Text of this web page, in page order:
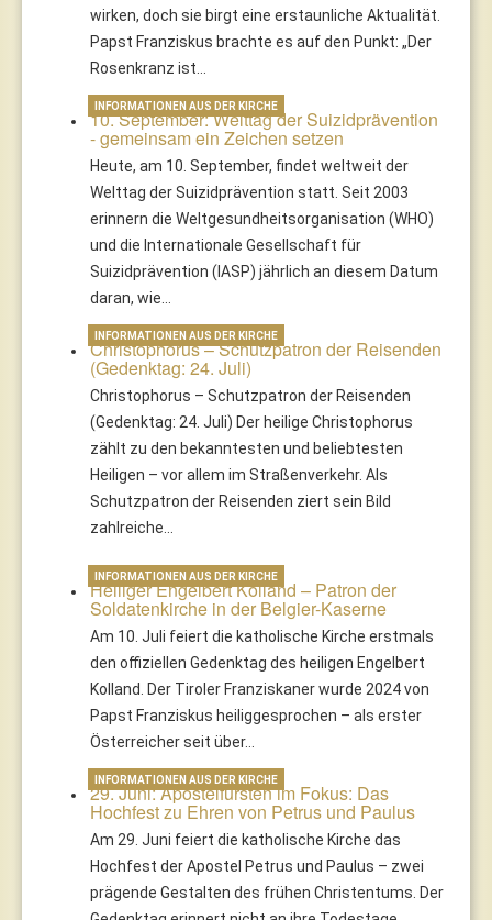
wirken, doch sie birgt eine erstaunliche Aktualität.
Papst Franziskus brachte es auf den Punkt: „Der
Rosenkranz ist…
10. September: Welttag der Suizidprävention
- gemeinsam ein Zeichen setzen
Heute, am 10. September, findet weltweit der
Welttag der Suizidprävention statt. Seit 2003
erinnern die Weltgesundheitsorganisation (WHO)
und die Internationale Gesellschaft für
Suizidprävention (IASP) jährlich an diesem Datum
daran, wie…
INFORMATIONEN AUS DER KIRCHE
Christophorus – Schutzpatron der Reisenden
(Gedenktag: 24. Juli)
Christophorus – Schutzpatron der Reisenden
(Gedenktag: 24. Juli) Der heilige Christophorus
zählt zu den bekanntesten und beliebtesten
Heiligen – vor allem im Straßenverkehr. Als
Schutzpatron der Reisenden ziert sein Bild
zahlreiche…
INFORMATIONEN AUS DER KIRCHE
Heiliger Engelbert Kolland – Patron der
Soldatenkirche in der Belgier-Kaserne
Am 10. Juli feiert die katholische Kirche erstmals
den offiziellen Gedenktag des heiligen Engelbert
Kolland. Der Tiroler Franziskaner wurde 2024 von
Papst Franziskus heiliggesprochen – als erster
Österreicher seit über…
INFORMATIONEN AUS DER KIRCHE
29. Juni: Apostelfürsten im Fokus: Das
Hochfest zu Ehren von Petrus und Paulus
Am 29. Juni feiert die katholische Kirche das
Hochfest der Apostel Petrus und Paulus – zwei
prägende Gestalten des frühen Christentums. Der
INFORMATIONEN AUS DER KIRCHE